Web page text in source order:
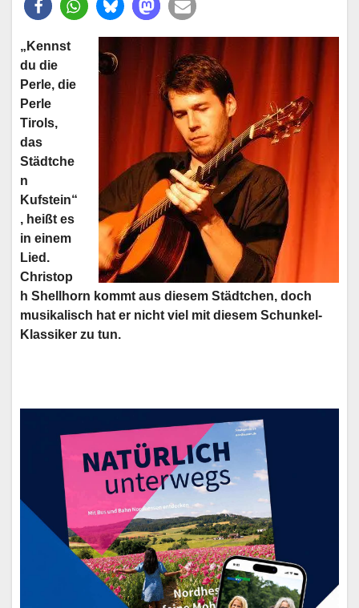
„Kennst
du die
Perle, die
Perle
Tirols,
das
Städtche
n
Kufstein“
, heißt es
in einem
Lied.
Christop
h Shellhorn kommt aus diesem Städtchen, doch
musikalisch hat er nicht viel mit diesem Schunkel-
Klassiker zu tun.